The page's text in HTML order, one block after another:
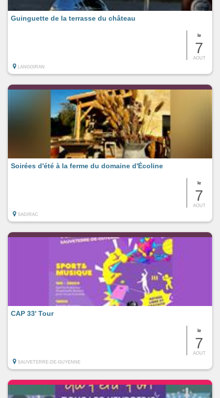
le
7
AOUT
Guinguette de la terrasse du château
LANGOIRAN
le
7
AOUT
Soirées d'été à la ferme du domaine d'Écoline
SADIRAC
le
7
AOUT
CAP 33' Tour
SAUVETERRE-DE-GUYENNE